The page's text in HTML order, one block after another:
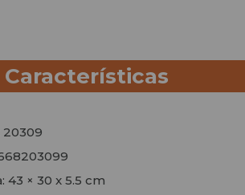
Características
20309
43 × 30 x 5.5 cm